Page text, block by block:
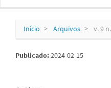
Início Arquivos v. 9
Publicado:2024-02-15